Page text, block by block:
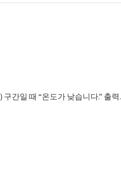
) 구간일 때 “온도가 낮습니다.” 출력.